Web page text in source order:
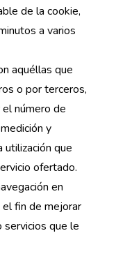
de la cookie,
a varios
aquéllas que
o por terceros,
número de
y
que
ofertado.
en
fin de mejorar
que le